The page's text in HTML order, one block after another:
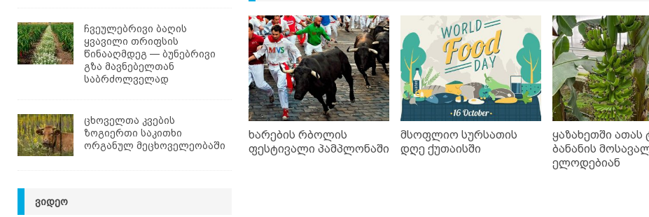
ხარების რბოლის
ფესტივალი პამპლონაში
მსოფლიო სურსათის
დღე ქუთაისში
ყაზახეთში ათას
ბანანის
ელოდებიან
ჩვეულებრივი ბაღის
ყვავილი თრიფსის
წინააღმდეგ — ბუნებრივი
გზა მავნებელთან
საბრძოლველად
ცხოველთა კვების
ზოგიერთი საკითხი
ორგანულ მეცხოველეობაში
ᲕᲘᲓᲔᲝ